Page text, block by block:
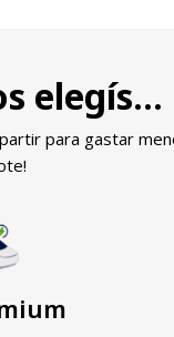
elegís...
para gastar